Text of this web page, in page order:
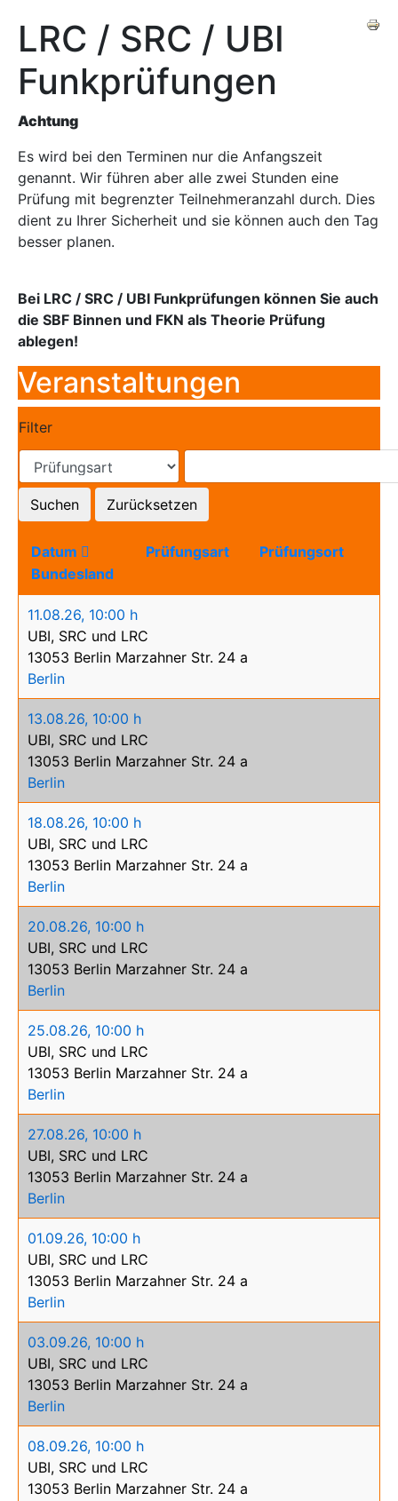
LRC / SRC / UBI
Funkprüfungen
Achtung
Es wird bei den Terminen nur die Anfangszeit
genannt. Wir führen aber alle zwei Stunden eine
Prüfung mit begrenzter Teilnehmeranzahl durch. Dies
dient zu Ihrer Sicherheit und sie können auch den Tag
besser planen.
Bei LRC / SRC / UBI Funkprüfungen können Sie auch
die SBF Binnen und FKN als Theorie Prüfung
ablegen!
Veranstaltungen
Filter
Suchen Zurücksetzen
Datum Prüfungsart
Prüfungsort
Bundesland
11.08.26, 10:00 h
UBI, SRC und LRC
13053 Berlin Marzahner Str. 24 a
Berlin
13.08.26, 10:00 h
UBI, SRC und LRC
13053 Berlin Marzahner Str. 24 a
Berlin
18.08.26, 10:00 h
UBI, SRC und LRC
13053 Berlin Marzahner Str. 24 a
Berlin
20.08.26, 10:00 h
UBI, SRC und LRC
13053 Berlin Marzahner Str. 24 a
Berlin
25.08.26, 10:00 h
UBI, SRC und LRC
13053 Berlin Marzahner Str. 24 a
Berlin
27.08.26, 10:00 h
UBI, SRC und LRC
13053 Berlin Marzahner Str. 24 a
Berlin
01.09.26, 10:00 h
UBI, SRC und LRC
13053 Berlin Marzahner Str. 24 a
Berlin
03.09.26, 10:00 h
UBI, SRC und LRC
13053 Berlin Marzahner Str. 24 a
Berlin
08.09.26, 10:00 h
UBI, SRC und LRC
13053 Berlin Marzahner Str. 24 a